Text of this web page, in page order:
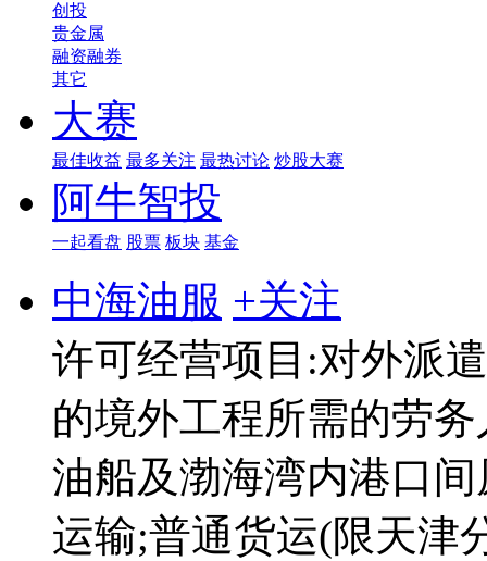
创投
贵金属
融资融券
其它
大赛
最佳收益 最多关注 最热讨论 炒股大赛
阿牛智投
一起看盘 股票 板块 基金
中海油服 +关注
许可经营项目:对外派
的境外工程所需的劳
油船及渤海湾内港口
运输;普通货运(限天津